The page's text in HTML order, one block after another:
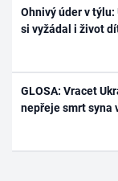
Ohnivý úder v
si vyžádal i život
GLOSA: Vracet
nepřeje smrt syna